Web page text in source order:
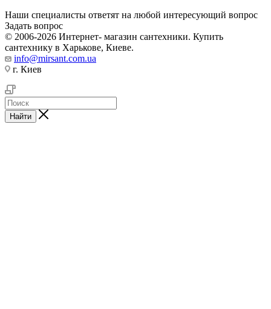
Наши специалисты ответят на любой интересующий вопрос
Задать вопрос
© 2006-2026 Интернет- магазин сантехники. Купить
сантехнику в Харькове, Киеве.
info@mirsant.com.ua
г. Киев
Найти